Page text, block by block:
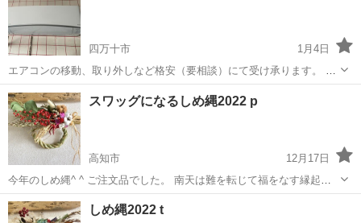
四万十市
1月4日
エアコンの移動、取り外しなど格安（要相談）にて受け承ります。 移
動してきたエアコンの取付の場合、動作の保証は致しかねます。 ただ
し、場所によってはお断りする場合もあります。ご了承ください。
高知 四万十市 その他 取り外し
スワッグになるしめ縄2022 p
高知市
12月17日
今年のしめ縄^ ^ ご注文品でした。 南天は難を転じて福をなす縁起物
唐辛子は厄除け 稲穂や実もので実り多き一年になりますように^ ^ 全
部は掲載できませんが一部をアップしていっています^ ^他にもアップ
高知 高知市 その他
しめ縄2022 t